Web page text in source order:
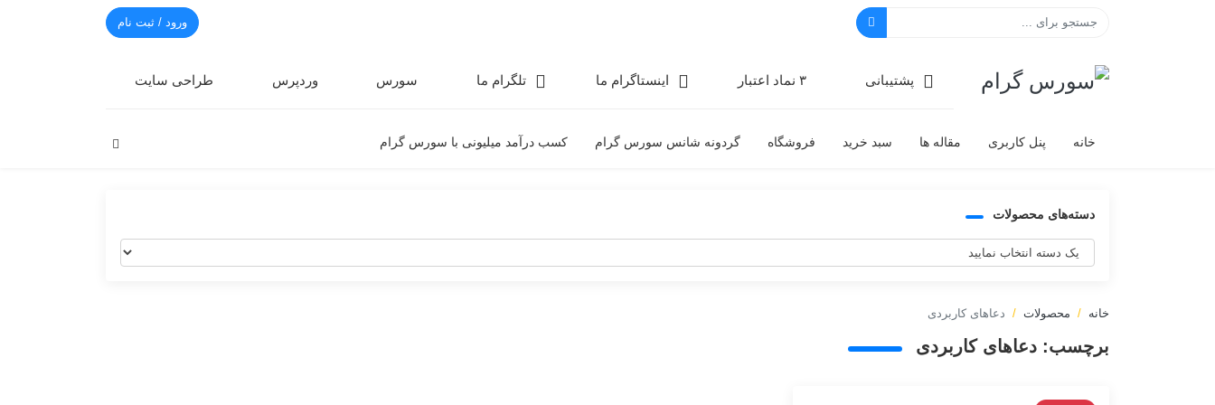
ورود / ثبت نام
سورس گرام
پشتیبانی ۳ نماد اعتبار اینستاگرام ما تلگرام ما سورس وردپرس طراحی سایت
خانه پنل کاربری مقاله ها سبد خرید فروشگاه گردونه شانس سورس گرام کسب درآمد میلیونی با سورس گرام
دسته‌های محصولات
خانه محصولات دعاهای کاربردی
برچسب: دعاهای کاربردی